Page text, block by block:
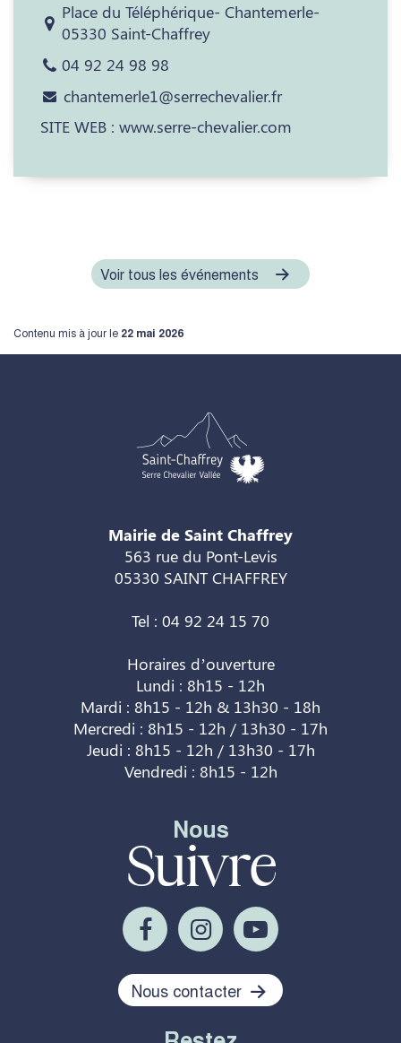
Place du Téléphérique- Chantemerle-
05330 Saint-Chaffrey
04 92 24 98 98
chantemerle1@serrechevalier.fr
SITE WEB : www.serre-chevalier.com
Voir tous les événements
Contenu mis à jour le 22 mai 2026
Mairie de Saint Chaffrey
563 rue du Pont-Levis
05330 SAINT CHAFFREY
Tel : 04 92 24 15 70
Horaires d’ouverture
Lundi : 8h15 - 12h
Mardi : 8h15 - 12h & 13h30 - 18h
Mercredi : 8h15 - 12h / 13h30 - 17h
Jeudi : 8h15 - 12h / 13h30 - 17h
Vendredi : 8h15 - 12h
Nous
Suivre
Nous contacter